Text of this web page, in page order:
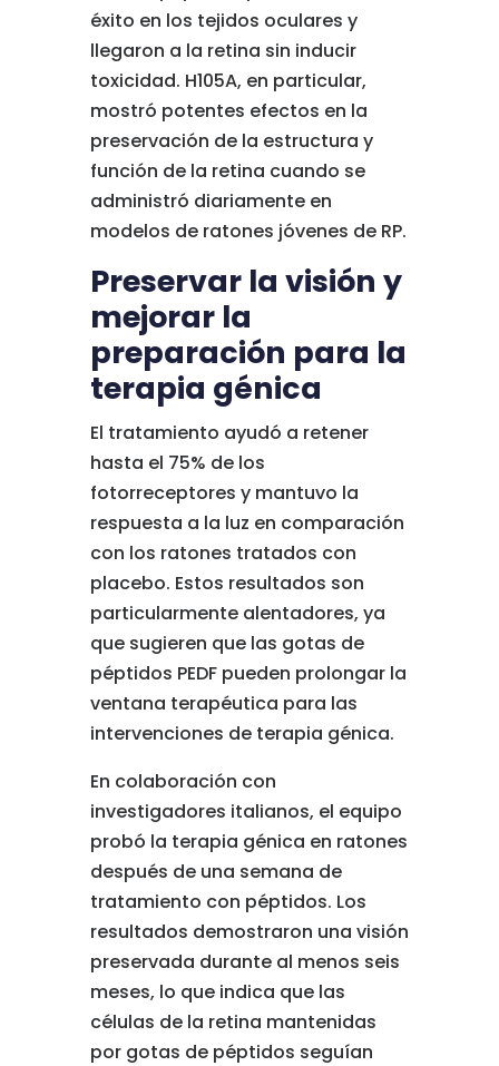
éxito en los tejidos oculares y
llegaron a la retina sin inducir
toxicidad. H105A, en particular,
mostró potentes efectos en la
preservación de la estructura y
función de la retina cuando se
administró diariamente en
modelos de ratones jóvenes de RP.
Preservar la visión y
mejorar la
preparación para la
terapia génica
El tratamiento ayudó a retener
hasta el 75% de los
fotorreceptores y mantuvo la
respuesta a la luz en comparación
con los ratones tratados con
placebo. Estos resultados son
particularmente alentadores, ya
que sugieren que las gotas de
péptidos PEDF pueden prolongar la
ventana terapéutica para las
intervenciones de terapia génica.
En colaboración con
investigadores italianos, el equipo
probó la terapia génica en ratones
después de una semana de
tratamiento con péptidos. Los
resultados demostraron una visión
preservada durante al menos seis
meses, lo que indica que las
células de la retina mantenidas
por gotas de péptidos seguían